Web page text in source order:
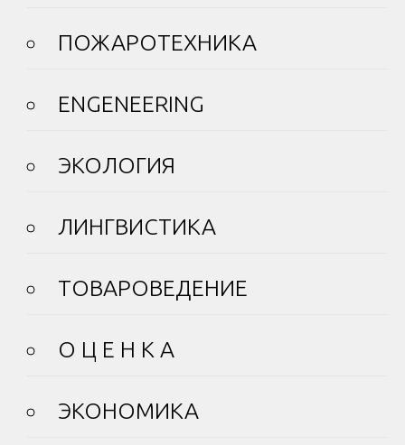
ПОЖАРОТЕХНИКА
ENGENEERING
ЭКОЛОГИЯ
ЛИНГВИСТИКА
ТОВАРОВЕДЕНИЕ
О Ц Е Н К А
ЭКОНОМИКА